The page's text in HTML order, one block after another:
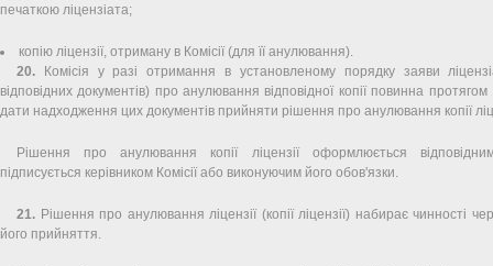
печаткою ліцензіата;
копію ліцензії, отриману в Комісії (для її анулювання).
20. Комісія у разі отримання в установленому порядку заяви
відповідних документів) про анулювання відповідної копії повинна
дати надходження цих документів прийняти рішення про анулювання копії
Рішення про анулювання копії ліцензії оформлюється
підписується керівником Комісії або виконуючим його обов'язки.
21. Рішення про анулювання ліцензії (копії ліцензії) набирає чинності
його прийняття.